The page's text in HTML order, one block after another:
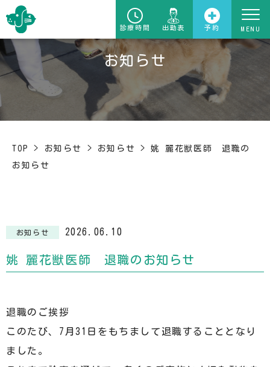
診療時間 出勤表 予約
お知らせ
TOP > お知らせ > お知らせ >姚 麗花獣医師 退職の
お知らせ
お知らせ 2026.06.10
姚 麗花獣医師 退職のお知らせ
退職のご挨拶
このたび、7月31日をもちまして退職することとなり
ました。